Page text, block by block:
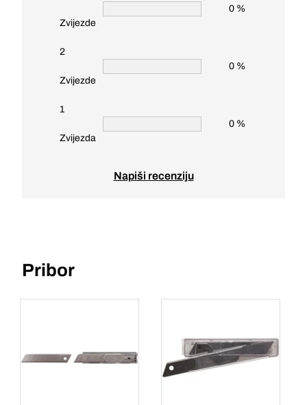
Zvijezde
0 %
2
Zvijezde
0 %
1
Zvijezda
0 %
Napiši recenziju
Pribor